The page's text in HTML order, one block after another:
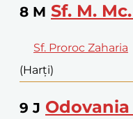
8 M Sf. M.
Sf. Proroc Zaharia
(Harți)
9 J